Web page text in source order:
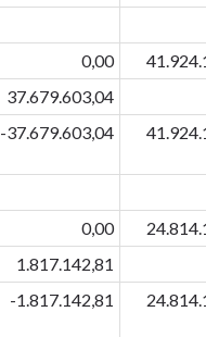
0,00
37.679.603,04
-37.679.603,04
0,00
1.817.142,81
-1.817.142,81